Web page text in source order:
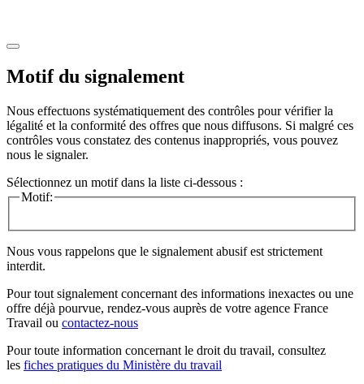
Motif du signalement
Nous effectuons systématiquement des contrôles pour vérifier la
légalité et la conformité des offres que nous diffusons. Si malgré ces
contrôles vous constatez des contenus inappropriés, vous pouvez
nous le signaler.
Sélectionnez un motif dans la liste ci-dessous :
Motif:
Nous vous rappelons que le signalement abusif est strictement
interdit.
Pour tout signalement concernant des informations inexactes ou une
offre déjà pourvue, rendez-vous auprès de votre agence France
Travail ou contactez-nous
Pour toute information concernant le droit du travail, consultez
les fiches pratiques du Ministère du travail